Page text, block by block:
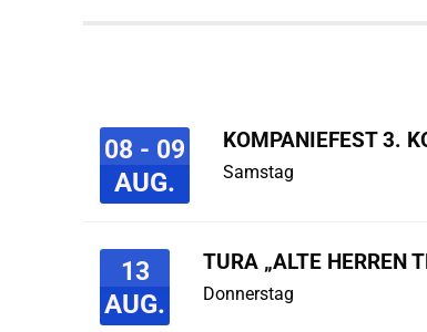
08 - 09
AUG.
KOMPANIEFEST 3.
Samstag
13
AUG.
TURA „ALTE HERREN
Donnerstag